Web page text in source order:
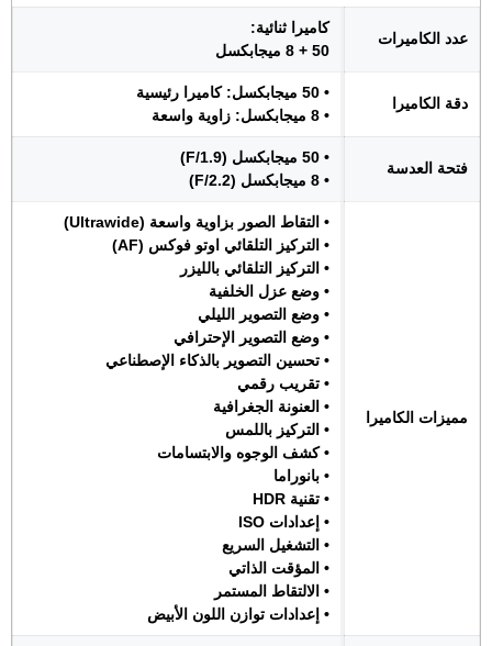
عدد الكاميرات
كاميرا ثنائية:
50 + 8 ميجابكسل
دقة الكاميرا
• 50 ميجابكسل: كاميرا رئيسية
• 8 ميجابكسل: زاوية واسعة
فتحة العدسة
• 50 ميجابكسل (F/1.9)
• 8 ميجابكسل (F/2.2)
مميزات الكاميرا
• التقاط الصور بزاوية واسعة (Ultrawide)
• التركيز التلقائي اوتو فوكس (AF)
• التركيز التلقائي بالليزر
• وضع عزل الخلفية
• وضع التصوير الليلي
• وضع التصوير الإحترافي
• تحسين التصوير بالذكاء الإصطناعي
• تقريب رقمي
• العنونة الجغرافية
• التركيز باللمس
• كشف الوجوه والابتسامات
• بانوراما
• تقنية HDR
• إعدادات ISO
• التشغيل السريع
• المؤقت الذاتي
• الالتقاط المستمر
• إعدادات توازن اللون الأبيض